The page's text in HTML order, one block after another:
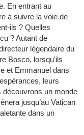
En entrant au
à suivre la voie de
ils ? Quelles
? Autant de
légendaire du
Bosco, lorsqu'ils
et Emmanuel dans
leurs
découvrons un monde
jusqu’au Vatican
dans un